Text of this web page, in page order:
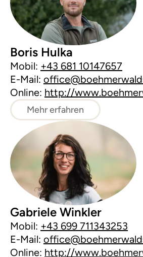
Boris Hulka
Mobil: +43 681 10147657
E-Mail:
Online: http://
Mehr erfahren
Gabriele Winkler
Mobil: +43 699 711343253
E-Mail:
Online: http://